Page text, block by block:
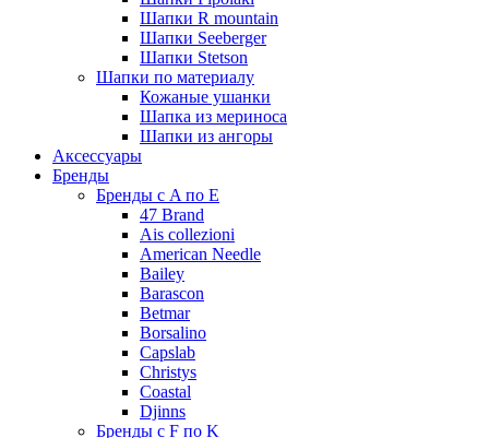
Шапки R mountain
Шапки Seeberger
Шапки Stetson
Шапки по материалу
Кожаные ушанки
Шапка из мериноса
Шапки из ангоры
Аксессуары
Бренды
Бренды с A по E
47 Brand
Ais collezioni
American Needle
Bailey
Barascon
Betmar
Borsalino
Capslab
Christys
Coastal
Djinns
Бренды с F по K